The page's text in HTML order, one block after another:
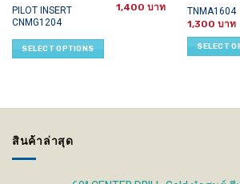
PILOT INSERT
CNMG1204
1,400
SELECT OPTIONS
This
product
has
multiple
chosen
on
TNMA1604
1,300
SELECT
This
product
has
multiple
สินค้าล่าสุด